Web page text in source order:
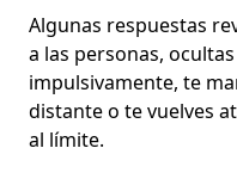
Algunas respuestas
a las personas,
impulsivamente, te
distante o te vuelves
al límite.